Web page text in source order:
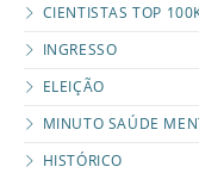
CIENTISTAS TOP
INGRESSO
ELEIÇÃO
MINUTO SAÚDE
HISTÓRICO